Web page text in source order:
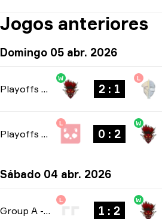
Jogos anteriores
Domingo 05 abr. 2026
Playoffs bo3
W
2 : 1
L
Playoffs bo3
L
0 : 2
W
Sábado 04 abr. 2026
Group A - bo3
L
1 : 2
W